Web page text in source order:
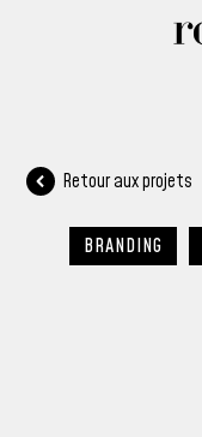
Retour aux projets
BRANDING